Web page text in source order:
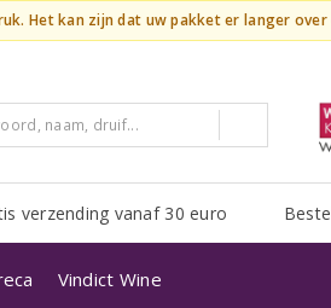
Het kan zijn dat uw pakket er langer
verzending vanaf 30 euro
Vindict Wine